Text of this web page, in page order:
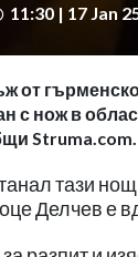
11:30 | 17 Jan
от
с нож в
Struma.com.
тази
Делчев е